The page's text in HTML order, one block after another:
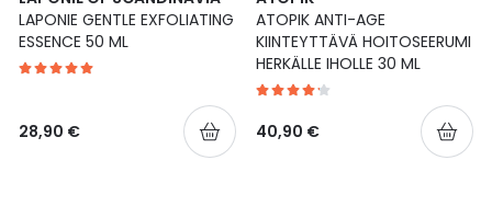
LAPONIE GENTLE EXFOLIATING
ESSENCE 50 ML
28,90 €
ATOPIK ANTI-AGE
KIINTEYTTÄVÄ HOITOSEERUMI
HERKÄLLE IHOLLE 30 ML
40,90 €